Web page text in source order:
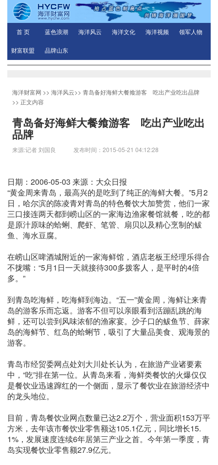
首 页 蓝色浪潮 海洋风云 海洋文化 海洋视频 领军人物
财富联盟 品牌山东
海洋财富网 >> 海洋风云>> 青岛备好海鲜大餐飨游客 吃出产业吃出品牌
>> 正文内容
青岛备好海鲜大餐飨游客 吃出产业吃出
品牌
来源:记者 刘国良 发布时间：2015-05-21 04:12:28
日期：2006-05-03 来源：大众日报
“黄金周来青岛，最高兴的是吃到了纯正的海鲜大餐。”5月2
日，哈尔滨的陈凌青对青岛的特色餐饮大加赞赏，他们一家
三口接连两天都到崂山区的一家海边渔家餐馆就餐，吃的都
是原汁原味的蛤蜊、爬虾、笔管、扇贝以及精心烹制的鲅
鱼、海水豆腐。
在崂山区啤酒城附近的一家海鲜馆，酒店老板王经理乐得合
不拢嘴：“5月1日一天就接待300多拨客人，是平时的4倍
多。”
到青岛吃海鲜，吃海鲜到海边。“五一”黄金周，海鲜让来青
岛的游客乐而忘返。游客不但可以亲眼看到活蹦乱跳的海
鲜，还可以尝到风味浓郁的渔家宴。沙子口的鲅鱼节、薛家
岛的海鲜节、红岛的蛤蜊节，吸引了大量品美食、观海景的
游客。
青岛市经贸委网点处刘大川处长认为，在旅游产业诸要素
中，“吃”排在第一位。从青岛来看，海鲜类餐饮的火爆仅仅
是餐饮业迅速蹿红的一个侧面，显示了餐饮业在旅游经济中
的龙头地位。
目前，青岛餐饮业网点数量已达2.2万个，营业面积153万平
方米，去年该市餐饮业零售额达105.1亿元，同比增长15.
1%，发展速度连续6年居第三产业之首。今年第一季度，青
岛实现餐饮业零售额27.9亿元。